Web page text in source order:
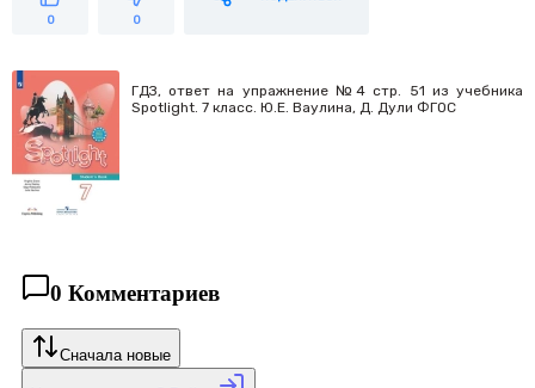
0 0
ГДЗ, ответ на упражнение №4 cтр. 51 из учебника
Spotlight. 7 класс. Ю.Е. Ваулина, Д. Дули ФГОС